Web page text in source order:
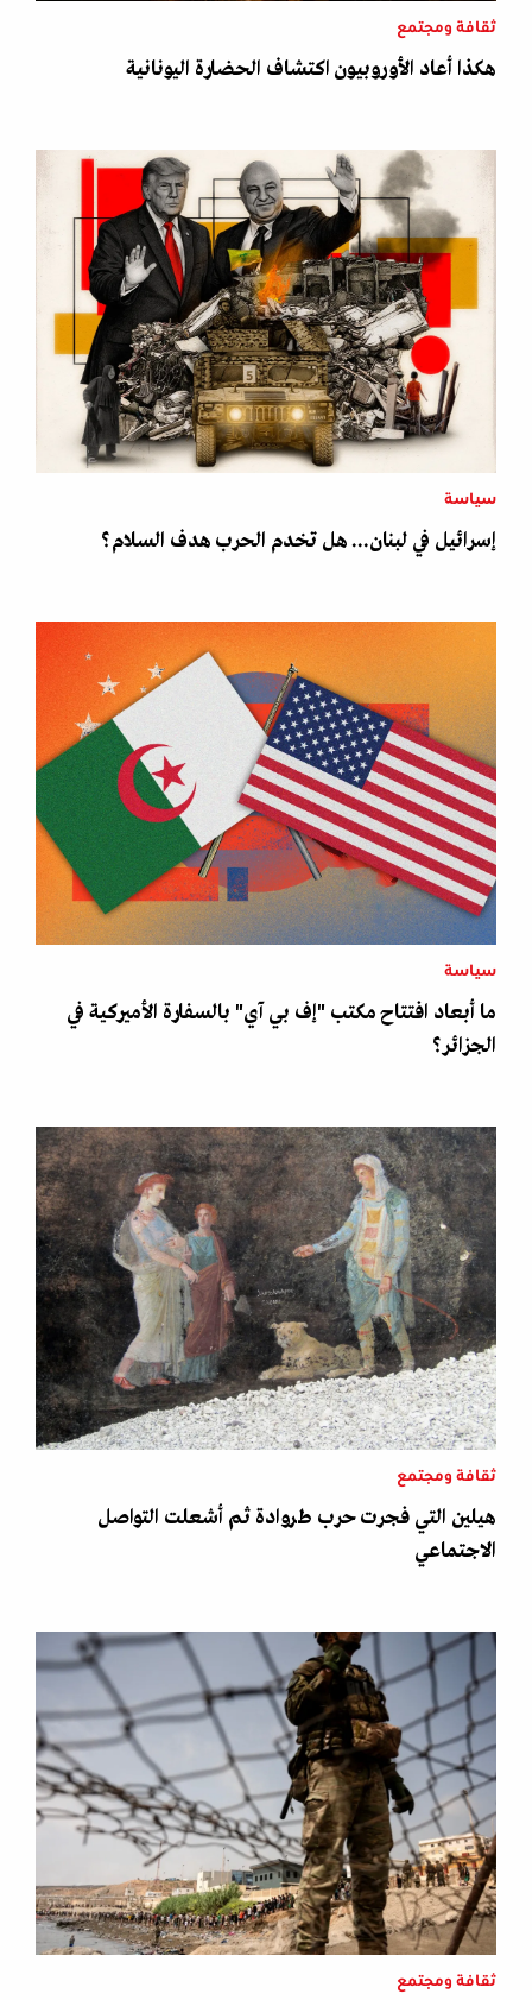
ثقافة ومجتمع
هكذا أعاد الأوروبيون اكتشاف الحضارة اليونانية
سياسة
إسرائيل في لبنان... هل تخدم الحرب هدف السلام؟
سياسة
ما أبعاد افتتاح مكتب "إف بي آي" بالسفارة الأميركية في
الجزائر؟
ثقافة ومجتمع
هيلين التي فجرت حرب طروادة ثم أشعلت التواصل
الاجتماعي
ثقافة ومجتمع